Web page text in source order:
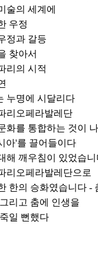
술의 세계에
우정
정과 갈등
찾아서
리의 시적
누명에 시달리다
리오페라발레단
화를 통합하는 것이
아'를 끌어들이다
해 깨우침이 있었습
리오페라발레단으로
한의 승화였습니다 -
리고 춤에 인생을
일 뻔했다